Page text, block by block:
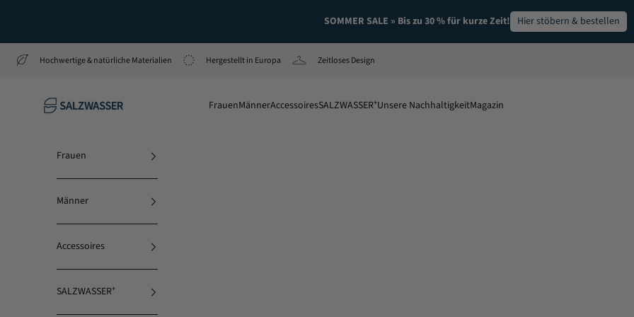
SOMMER SALE » Bis zu 30 % für kurze Zeit! Hier stöbern & bestellen
Hochwertige & natürliche Materialien Hergestellt in Europa Zeitloses Design
SALZWASSER
FrauenMännerAccessoiresSALZWASSER⁺Unsere NachhaltigkeitMagazin
Frauen
Männer
Accessoires
SALZWASSER⁺